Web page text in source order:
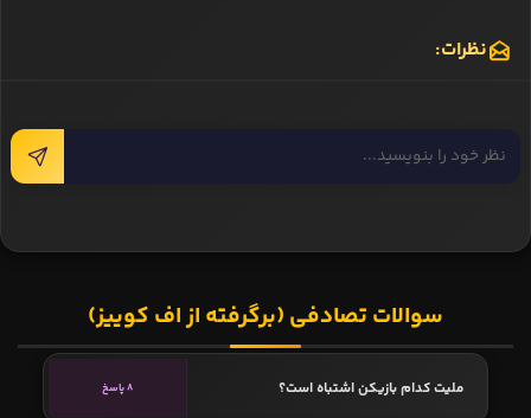
نظرات:
سوالات تصادفی (برگرفته از اف کوییز)
ملیت کدام بازیکن اشتباه است؟ 8 پاسخ